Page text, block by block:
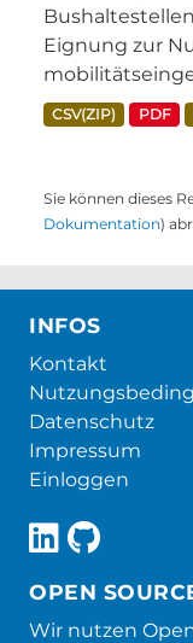
Eignung zur
CSV(ZIP) PDF
Sie können dieses
Dokumentation)
INFOS
Kontakt
Datenschutz
Impressum
Einloggen
OPEN
Wir nutzen